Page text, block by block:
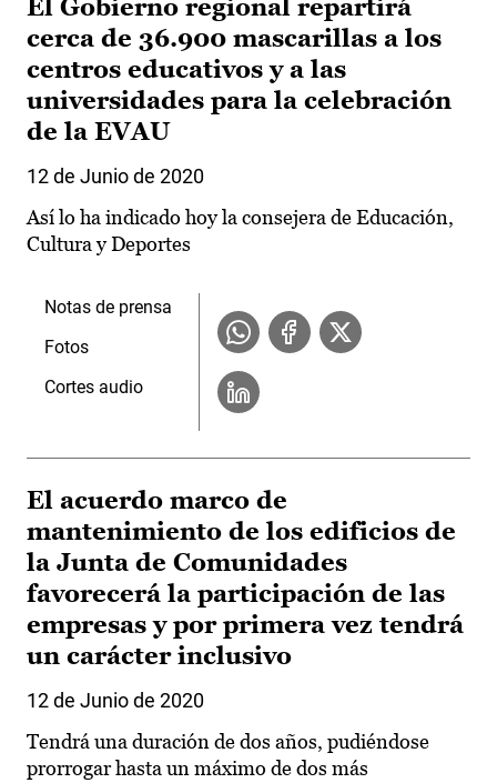
El Gobierno regional repartirá
cerca de 36.900 mascarillas a los
centros educativos y a las
universidades para la celebración
de la EVAU
12 de Junio de 2020
Así lo ha indicado hoy la consejera de Educación,
Cultura y Deportes
Notas de prensa
Fotos
Cortes audio
El acuerdo marco de
mantenimiento de los edificios de
la Junta de Comunidades
favorecerá la participación de las
empresas y por primera vez tendrá
un carácter inclusivo
12 de Junio de 2020
Tendrá una duración de dos años, pudiéndose
prorrogar hasta un máximo de dos más